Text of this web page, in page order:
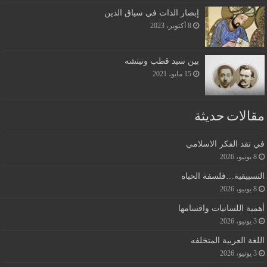
إبصار الذات في سياق الدين
8 أكتوبر، 2023
بين سيد قطب ونيتشه
15 مايو، 2021
مقالات حديثة
في نقد الفكر الاسلامي
8 يونيو، 2026
التسييقية…فلسفة الحياه
8 يونيو، 2026
أهمية اللسانيات واقسامها
3 يونيو، 2026
اللغة العربية المتخلفه
3 يونيو، 2026